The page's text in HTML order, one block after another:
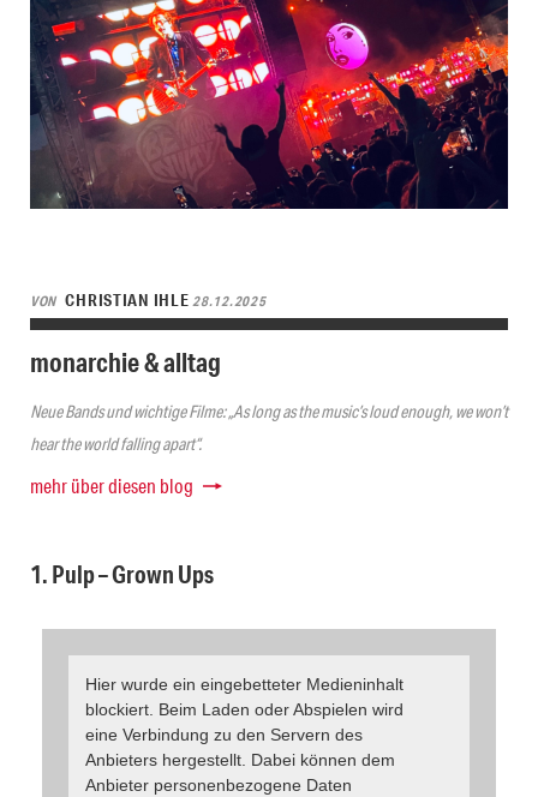
VON CHRISTIAN IHLE28.12.2025
monarchie & alltag
Neue Bands und wichtige Filme: „As long as the music’s loud enough, we won’t
hear the world falling apart“.
mehr über diesen blog
1. Pulp – Grown Ups
Hier wurde ein eingebetteter Medieninhalt
blockiert. Beim Laden oder Abspielen wird
eine Verbindung zu den Servern des
Anbieters hergestellt. Dabei können dem
Anbieter personenbezogene Daten